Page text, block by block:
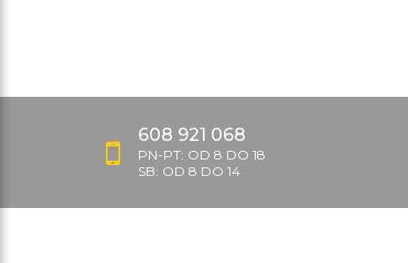
608 921 068
PN-PT: OD 8 DO 18
SB: OD 8 DO 14